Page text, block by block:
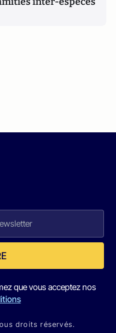
que vous acceptez nos
droits réservés.